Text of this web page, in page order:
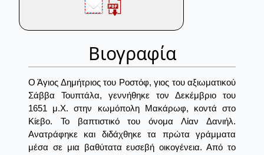
Βιογραφία
Ο Άγιος Δημήτριος του Ροστόφ, γιος του αξιωματικού
Σάββα Τουπτάλα, γεννήθηκε τον Δεκέμβριο του
1651 μ.Χ. στην κωμόπολη Μακάρωφ, κοντά στο
Κίεβο. Το βαπτιστικό του όνομα Λίαν Δανιήλ.
Ανατράφηκε και διδάχθηκε τα πρώτα γράμματα
μέσα σε μια βαθύτατα ευσεβή οικογένεια. Από το